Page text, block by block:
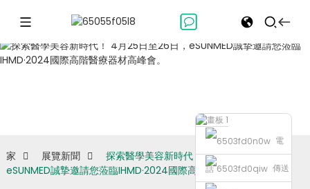
電
話 傳送
家 展覽新聞
探索醫學美容新時代！ 4月25日至26日，
eSUNMED誠摯邀請您蒞臨IHMD·2024國際高階醫療器材高峰會。